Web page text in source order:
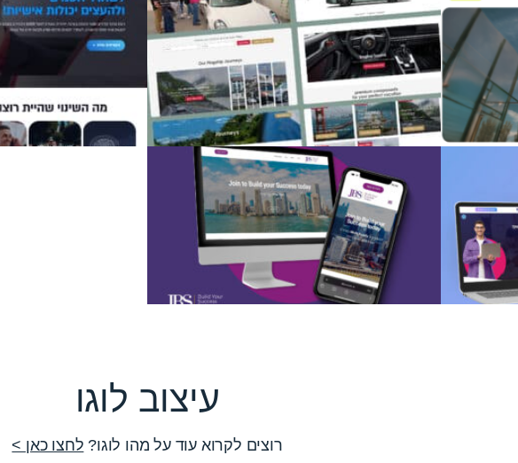
עיצוב לוגו
רוצים לקרוא עוד על מהו לוגו? לחצו כאן >